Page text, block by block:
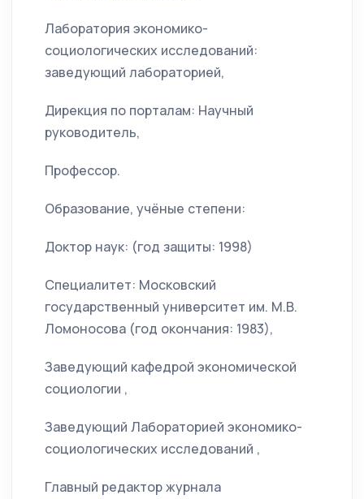
Лаборатория экономико-
социологических исследований:
заведующий лабораторией,
Дирекция по порталам: Научный
руководитель,
Профессор.
Образование, учёные степени:
Доктор наук: (год защиты: 1998)
Специалитет: Московский
государственный университет им. М.В.
Ломоносова (год окончания: 1983),
Заведующий кафедрой экономической
социологии ,
Заведующий Лабораторией экономико-
социологических исследований ,
Главный редактор журнала